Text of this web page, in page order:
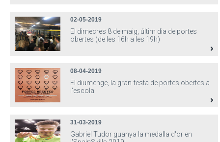
02-05-2019
El dimecres 8 de maig, últim dia de portes
obertes (de les 16h a les 19h)
08-04-2019
El diumenge, la gran festa de portes obertes a
l'escola
31-03-2019
Gabriel Tudor guanya la medalla d'or en